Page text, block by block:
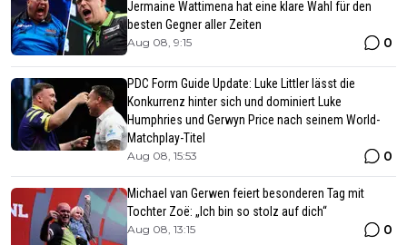
Jermaine Wattimena hat eine klare Wahl für den
besten Gegner aller Zeiten
Aug 08, 9:15 0
PDC Form Guide Update: Luke Littler lässt die
Konkurrenz hinter sich und dominiert Luke
Humphries und Gerwyn Price nach seinem World-
Matchplay-Titel
Aug 08, 15:53 0
Michael van Gerwen feiert besonderen Tag mit
Tochter Zoë: „Ich bin so stolz auf dich“
Aug 08, 13:15 0